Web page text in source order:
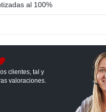
al 100%
clientes, tal y
valoraciones.